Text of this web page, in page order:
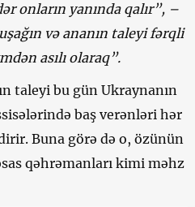
onların yanında qalır”, –
və ananın taleyi fərqli
asılı olaraq”.
taleyi bu gün Ukraynanın
baş verənləri hər
Buna görə də o, özünün
qəhrəmanları kimi məhz